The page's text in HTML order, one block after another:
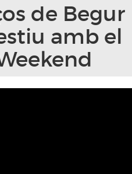
de Begur
amb el